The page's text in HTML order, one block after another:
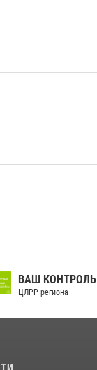
ВАШ КОНТРОЛЬ
ЦЛРР региона